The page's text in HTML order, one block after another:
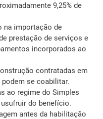
9,25% de
na importação de
prestação de serviços e
incorporados ao
contratadas em
se coabilitar.
ao regime do Simples
do benefício.
antes da habilitação